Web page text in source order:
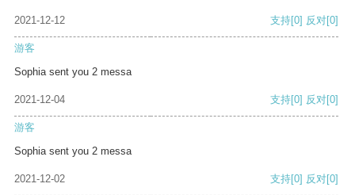
2021-12-12 支持[0] 反对[0]
游客
Sophia sent you 2 messa
2021-12-04 支持[0] 反对[0]
游客
Sophia sent you 2 messa
2021-12-02 支持[0] 反对[0]